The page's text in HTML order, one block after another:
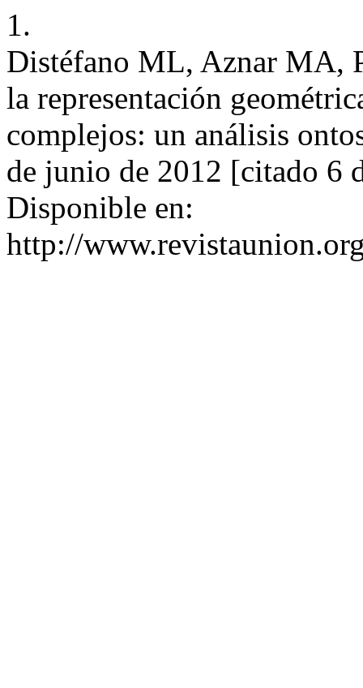
1.
Distéfano ML, Aznar MA,
la representación
complejos: un análisis
de junio de 2012 [citado 6
Disponible en:
http://